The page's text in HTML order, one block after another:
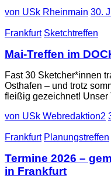
von USk Rheinmain 30.
Frankfurt Sketchtreffen
Mai-Treffen im
Fast 30 Sketcher*innen
Osthafen – und trotz
fleißig gezeichnet!
von USk Webredaktion2
Frankfurt Planungstreffen
Termine 2026 –
in Frankfurt